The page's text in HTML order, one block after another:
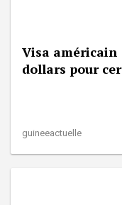
Visa américain
dollars pour
guineeactuelle